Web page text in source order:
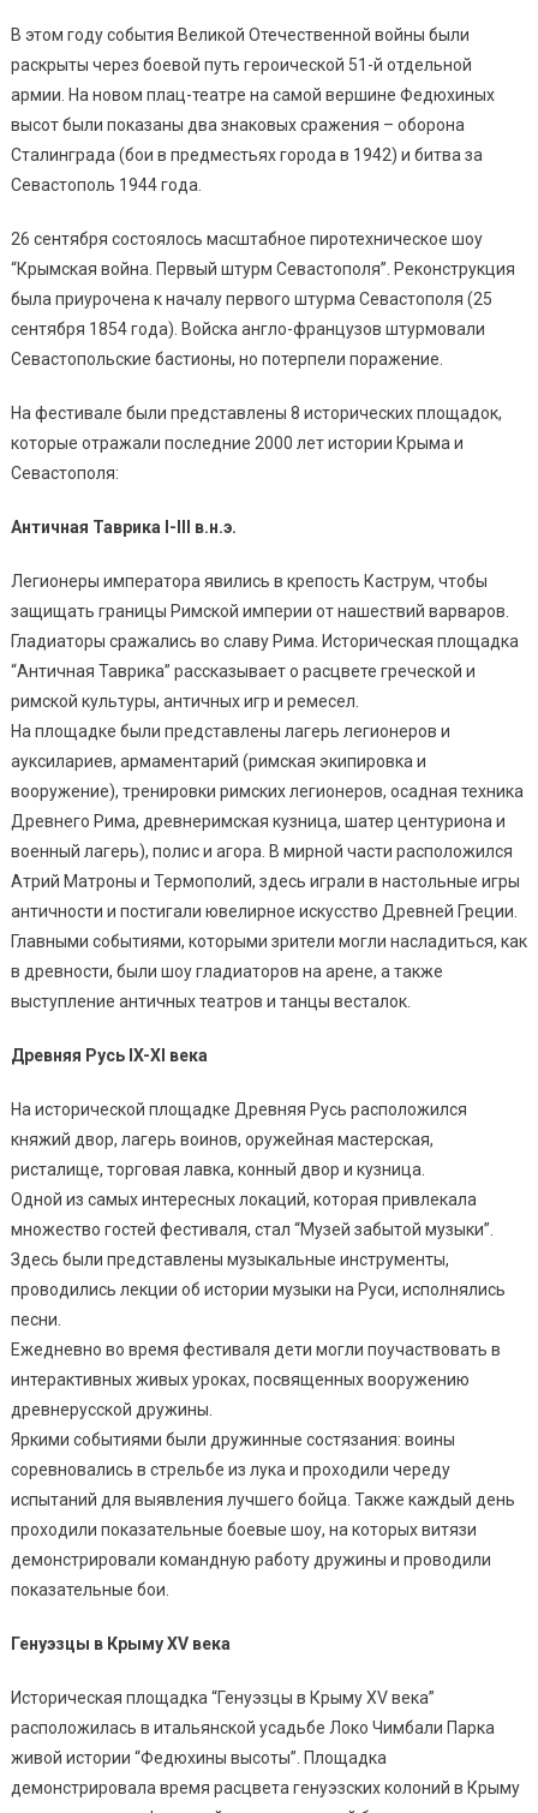
В этом году события Великой Отечественной войны были
раскрыты через боевой путь героической 51-й отдельной
армии. На новом плац-театре на самой вершине Федюхиных
высот были показаны два знаковых сражения – оборона
Сталинграда (бои в предместьях города в 1942) и битва за
Севастополь 1944 года.
26 сентября состоялось масштабное пиротехническое шоу
“Крымская война. Первый штурм Севастополя”. Реконструкция
была приурочена к началу первого штурма Севастополя (25
сентября 1854 года). Войска англо-французов штурмовали
Севастопольские бастионы, но потерпели поражение.
На фестивале были представлены 8 исторических площадок,
которые отражали последние 2000 лет истории Крыма и
Севастополя:
Античная Таврика I-III в.н.э.
Легионеры императора явились в крепость Каструм, чтобы
защищать границы Римской империи от нашествий варваров.
Гладиаторы сражались во славу Рима. Историческая площадка
“Античная Таврика” рассказывает о расцвете греческой и
римской культуры, античных игр и ремесел.
На площадке были представлены лагерь легионеров и
ауксилариев, армаментарий (римская экипировка и
вооружение), тренировки римских легионеров, осадная техника
Древнего Рима, древнеримская кузница, шатер центуриона и
военный лагерь), полис и агора. В мирной части расположился
Атрий Матроны и Термополий, здесь играли в настольные игры
античности и постигали ювелирное искусство Древней Греции.
Главными событиями, которыми зрители могли насладиться, как
в древности, были шоу гладиаторов на арене, а также
выступление античных театров и танцы весталок.
Древняя Русь IX-XI века
На исторической площадке Древняя Русь расположился
княжий двор, лагерь воинов, оружейная мастерская,
ристалище, торговая лавка, конный двор и кузница.
Одной из самых интересных локаций, которая привлекала
множество гостей фестиваля, стал “Музей забытой музыки”.
Здесь были представлены музыкальные инструменты,
проводились лекции об истории музыки на Руси, исполнялись
песни.
Ежедневно во время фестиваля дети могли поучаствовать в
интерактивных живых уроках, посвященных вооружению
древнерусской дружины.
Яркими событиями были дружинные состязания: воины
соревновались в стрельбе из лука и проходили череду
испытаний для выявления лучшего бойца. Также каждый день
проходили показательные боевые шоу, на которых витязи
демонстрировали командную работу дружины и проводили
показательные бои.
Генуэзцы в Крыму XV века
Историческая площадка “Генуэзцы в Крыму XV века”
расположилась в итальянской усадьбе Локо Чимбали Парка
живой истории “Федюхины высоты”. Площадка
демонстрировала время расцвета генуэзских колоний в Крыму